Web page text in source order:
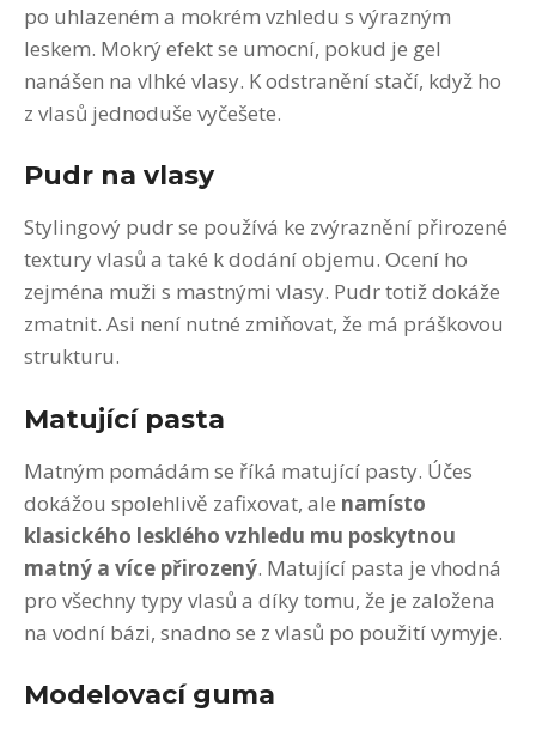
po uhlazeném a mokrém vzhledu s výrazným
leskem. Mokrý efekt se umocní, pokud je gel
nanášen na vlhké vlasy. K odstranění stačí, když ho
z vlasů jednoduše vyčešete.
Pudr na vlasy
Stylingový pudr se používá ke zvýraznění přirozené
textury vlasů a také k dodání objemu. Ocení ho
zejména muži s mastnými vlasy. Pudr totiž dokáže
zmatnit. Asi není nutné zmiňovat, že má práškovou
strukturu.
Matující pasta
Matným pomádám se říká matující pasty. Účes
dokážou spolehlivě zafixovat, ale namísto
klasického lesklého vzhledu mu poskytnou
matný a více přirozený. Matující pasta je vhodná
pro všechny typy vlasů a díky tomu, že je založena
na vodní bázi, snadno se z vlasů po použití vymyje.
Modelovací guma